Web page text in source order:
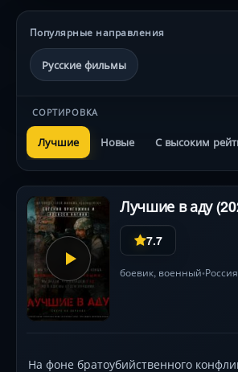
Популярные направления
Русские фильмы
СОРТИРОВКА
Лучшие Новые С высоким
Лучшие в аду
7.7
боевик, военный•Россия
На фоне братоубийственного